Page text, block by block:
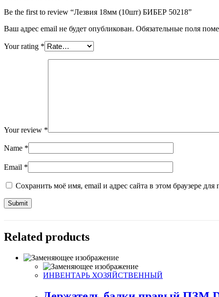
Be the first to review “Лезвия 18мм (10шт) БИБЕР 50218”
Ваш адрес email не будет опубликован. Обязательные поля
Your rating *
Your review *
Name *
Email *
Сохранить моё имя, email и адрес сайта в этом браузере
Related products
ИНВЕНТАРЬ ХОЗЯЙСТВЕННЫЙ